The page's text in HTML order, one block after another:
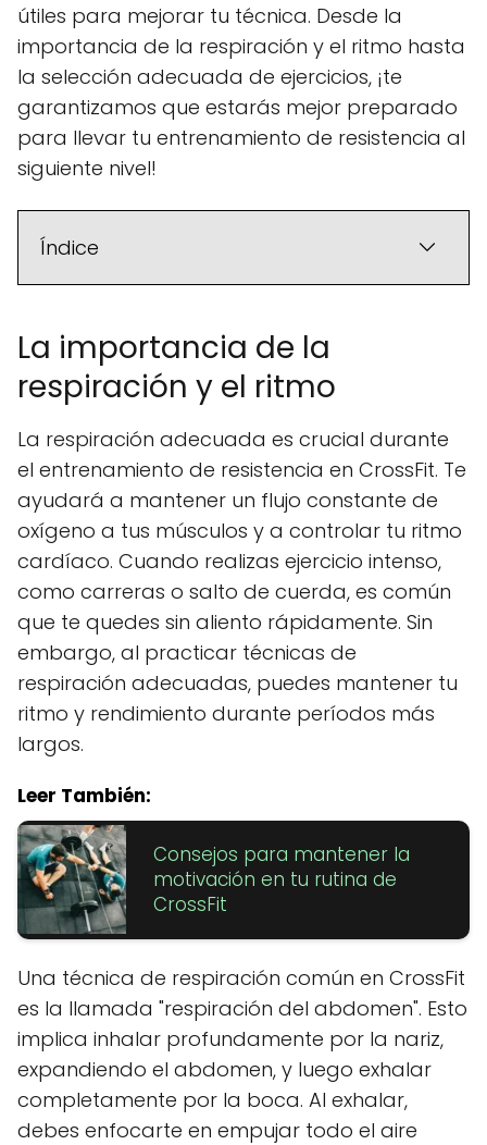
útiles para mejorar tu técnica. Desde la
importancia de la respiración y el ritmo hasta
la selección adecuada de ejercicios, ¡te
garantizamos que estarás mejor preparado
para llevar tu entrenamiento de resistencia al
siguiente nivel!
Índice
La importancia de la
respiración y el ritmo
La respiración adecuada es crucial durante
el entrenamiento de resistencia en CrossFit. Te
ayudará a mantener un flujo constante de
oxígeno a tus músculos y a controlar tu ritmo
cardíaco. Cuando realizas ejercicio intenso,
como carreras o salto de cuerda, es común
que te quedes sin aliento rápidamente. Sin
embargo, al practicar técnicas de
respiración adecuadas, puedes mantener tu
ritmo y rendimiento durante períodos más
largos.
Leer También:
Consejos para mantener la
motivación en tu rutina de
CrossFit
Una técnica de respiración común en CrossFit
es la llamada "respiración del abdomen". Esto
implica inhalar profundamente por la nariz,
expandiendo el abdomen, y luego exhalar
completamente por la boca. Al exhalar,
debes enfocarte en empujar todo el aire